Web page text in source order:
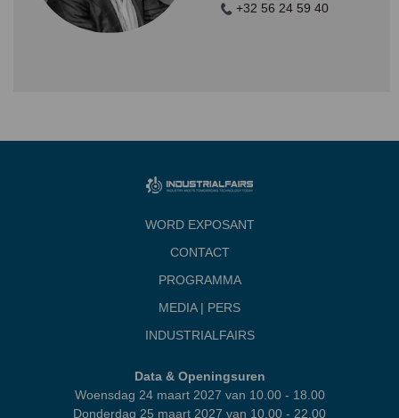
+32 56 24 59 40
WORD EXPOSANT
CONTACT
PROGRAMMA
MEDIA | PERS
INDUSTRIALFAIRS
Data & Openingsuren
Woensdag 24 maart 2027 van 10.00 - 18.00
Donderdag 25 maart 2027 van 10.00 - 22.00